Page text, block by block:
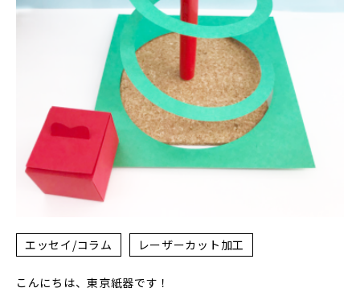
エッセイ/コラム レーザーカット加工
こんにちは、東京紙器です！